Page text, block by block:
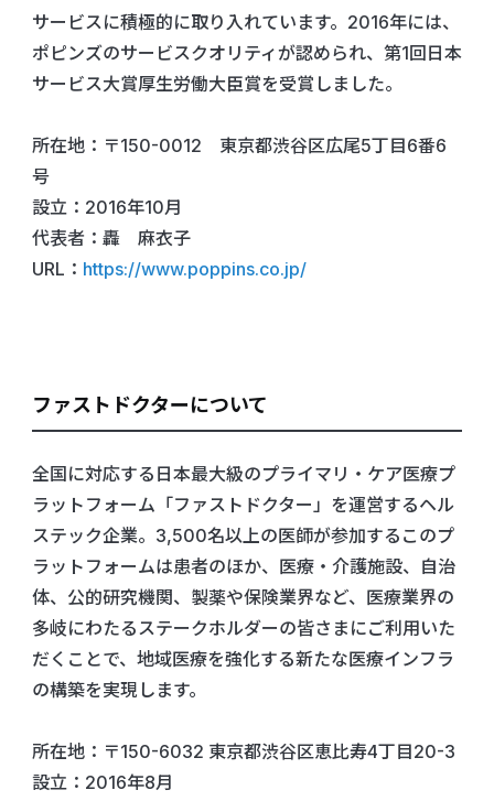
サービスに積極的に取り入れています。2016年には、
ポピンズのサービスクオリティが認められ、第1回日本
サービス大賞厚生労働大臣賞を受賞しました。
所在地：〒150-0012 東京都渋谷区広尾5丁目6番6
号
設立：2016年10月
代表者：轟 麻衣子
URL： https://www.poppins.co.jp/
ファストドクターについて
全国に対応する日本最大級のプライマリ・ケア医療プ
ラットフォーム「ファストドクター」を運営するヘル
ステック企業。3,500名以上の医師が参加するこのプ
ラットフォームは患者のほか、医療・介護施設、自治
体、公的研究機関、製薬や保険業界など、医療業界の
多岐にわたるステークホルダーの皆さまにご利用いた
だくことで、地域医療を強化する新たな医療インフラ
の構築を実現します。
所在地：〒150-6032 東京都渋谷区恵比寿4丁目20-3
設立：2016年8月